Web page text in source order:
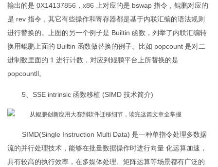
输出的是 0X14137856，x86 上对应的是 bswap 指令，鲲鹏对应的
是 rev 指令，其它有些操作和寄存器都是基于内联汇编的语法规则
进行替换的。上图的另一个例子是 Builtin 函数，列举了内联汇编转
换用鲲鹏上面的 Builtin 函数做替换的例子。比如 popcount 是对二
进制数里面的 1 进行计数，对应到鲲鹏平台上所替换的是
popcountll。
5、SSE intrinsic 函数移植 (SIMD 技术简介)
SIMD(Single Instruction Multi Data) 是一种单指令处理多数据
流的并行处理技术，能够在批量数据操作时进行向量 化运算加速，
具有较高的执行效率，在多媒体处理、矩阵运算等场景都有广泛的